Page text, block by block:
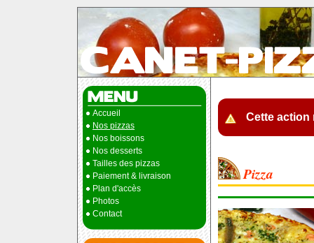
Cette action
Pizza
Accueil
Nos pizzas
Nos boissons
Nos desserts
Tailles des pizzas
Paiement & livraison
Plan d'accès
Photos
Contact